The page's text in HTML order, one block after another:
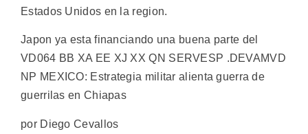
Estados Unidos en la region.
Japon ya esta financiando una buena parte del
VD064 BB XA EE XJ XX QN SERVESP .DEVAMVD
NP MEXICO: Estrategia militar alienta guerra de
guerrilas en Chiapas
por Diego Cevallos